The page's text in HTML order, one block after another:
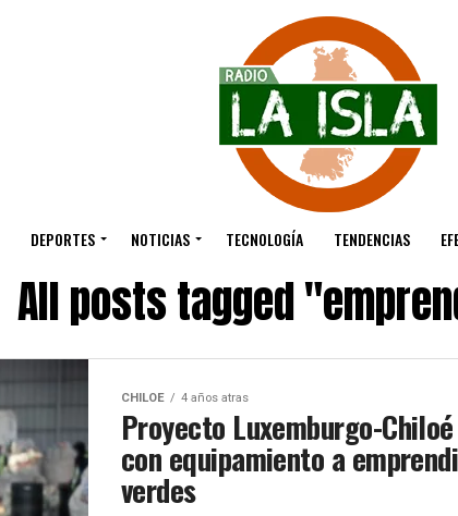
DEPORTES NOTICIAS TECNOLOGÍA TENDENCIAS
All posts tagged
CHILOE 4 años atras
Proyecto Luxemburgo-
con equipamiento a
verdes